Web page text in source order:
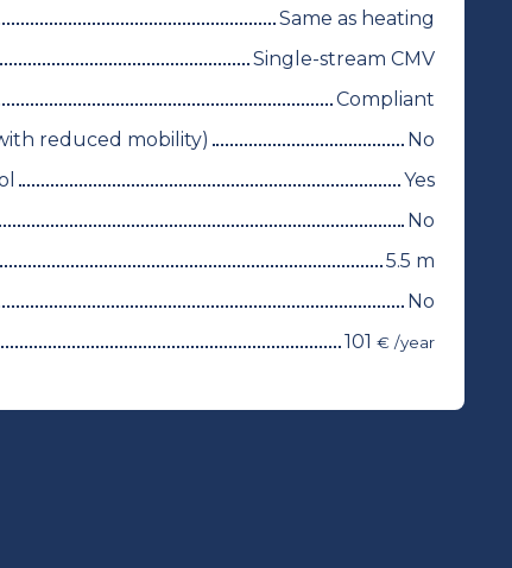
Same as heating
Single-stream CMV
Compliant
reduced mobility)
No
Yes
No
5.5 m
No
101 € /year